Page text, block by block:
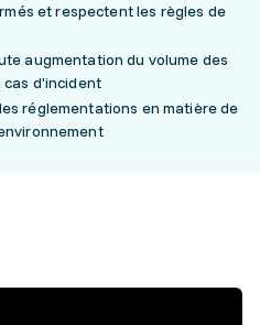
et respectent les règles de
augmentation du volume des
cas d'incident
réglementations en matière de